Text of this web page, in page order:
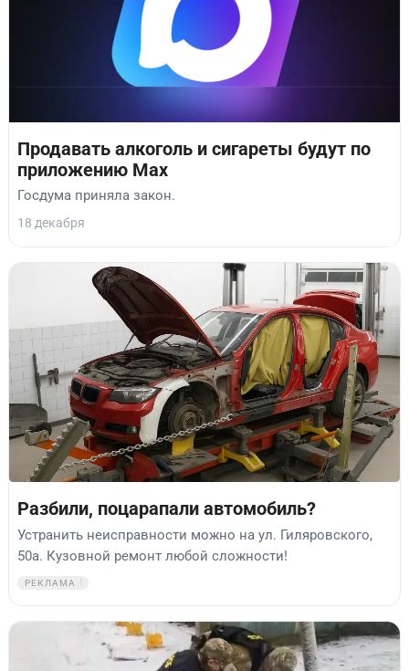
Продавать алкоголь и сигареты будут по
приложению Max
Госдума приняла закон.
18 декабря
Разбили, поцарапали автомобиль?
Устранить неисправности можно на ул. Гиляровского,
50а. Кузовной ремонт любой сложности!
РЕКЛАМА